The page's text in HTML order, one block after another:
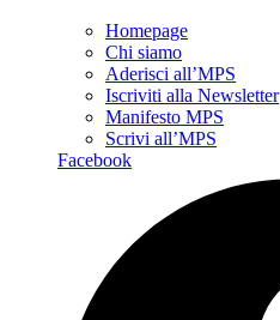
Homepage
Chi siamo
Aderisci all’MPS
Iscriviti alla Newsletter
Manifesto MPS
Scrivi all’MPS
Facebook